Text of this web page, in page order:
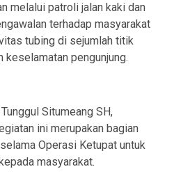
melalui patroli jalan kaki dan
terhadap masyarakat
tubing di sejumlah titik
pengunjung.
Situmeang SH,
ini merupakan bagian
Operasi Ketupat untuk
masyarakat.